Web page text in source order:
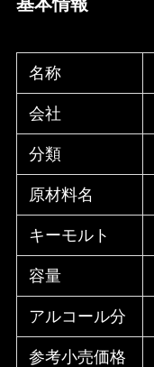
基本情報
名称
会社
分類
原材料名
キーモルト
容量
アルコール分
参考小売価格